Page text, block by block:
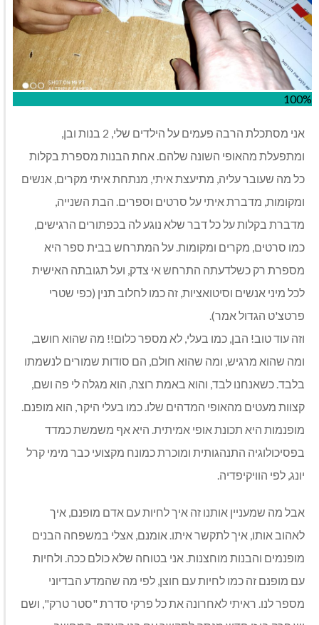
100%
אני מסתכלת הרבה פעמים על הילדים שלי, 2 בנות ובן,
ומתפעלת מהאופי השונה שלהם. אחת הבנות מספרת בקלות
כל מה שעובר עליה, מתיעצת איתי, מנתחת איתי מקרים, אנשים
ומקומות, מדברת איתי על סרטים וספרים. הבת השנייה,
מדברת בקלות על כל דבר שלא נוגע לה בכפתורים הרגישים,
כמו סרטים, מקרים ומקומות. על המתרחש בבית ספר היא
מספרת רק כשלדעתה התרחש אי צדק, ועל תגובתה האישית
לכל מיני אנשים וסיטואציות, זה כמו לחלוב תנין (כפי שטרי
פרטצ'ט הגדול אמר).
וזה עוד טוב! הבן, כמו בעלי, לא מספר כלום!! מה שהוא חושב,
ומה שהוא מרגיש, ומה שהוא חולם, הם סודות שמורים לנשמתו
בלבד. כשאנחנו לבד, והוא באמת רוצה, הוא מגלה לי פה ושם,
קצוות מעטים מהאופי המדהים שלו. כמו בעלי היקר, הוא מופנם.
מופנמות היא תכונת אופי אמיתית. היא אף משמשת כמדד
בפסיכולוגיה התנהגותית ומוכרת כמונח מקצועי כבר מימי קרל
יונג, לפי הוויקיפדיה.
אבל מה שמעניין אותנו זה איך לחיות עם אדם מופנם, איך
לאהוב אותו, איך לתקשר איתו. אומנם, אצלי במשפחה הבנים
מופנמים והבנות מוחצנות. אני בטוחה שלא כולם ככה. ולחיות
עם מופנם זה כמו לחיות עם חוצן, לפי מה שהמדע הבדיוני
מספר לנו. ראיתי לאחרונה את כל פרקי סדרת "סטר טרק", ושם